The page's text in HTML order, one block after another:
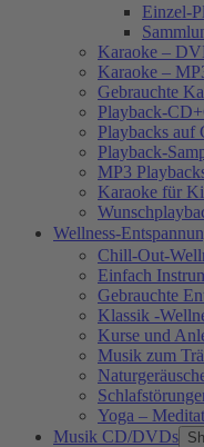
Einzel-
Karaoke –
Karaoke –
Gebrauchte
Playback-
Playbacks auf
Playback-
MP3
Karaoke für
Wellness-
Chill-Out-
Einfach
Gebrauchte
Klassik -
Kurse und
Musik zum
Yoga –
Musik CD/DVDs